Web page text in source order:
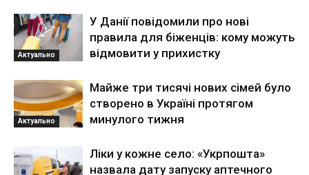
Актуально
У Данії повідомили про нові
правила для біженців: кому можуть
відмовити у прихистку
Актуально
Майже три тисячі нових сімей було
створено в Україні протягом
минулого тижня
Ліки у кожне село: «Укрпошта»
назвала дату запуску аптечного